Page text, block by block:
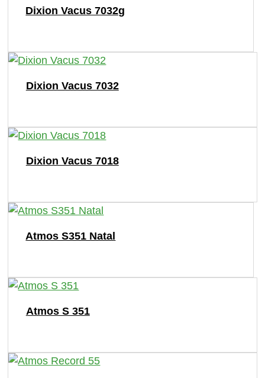
Dixion Vacus 7032g
Dixion Vacus 7032
Dixion Vacus 7018
Atmos S351 Natal
Atmos S 351